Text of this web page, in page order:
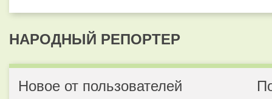
НАРОДНЫЙ РЕПОРТЕР
Новое от пользователей